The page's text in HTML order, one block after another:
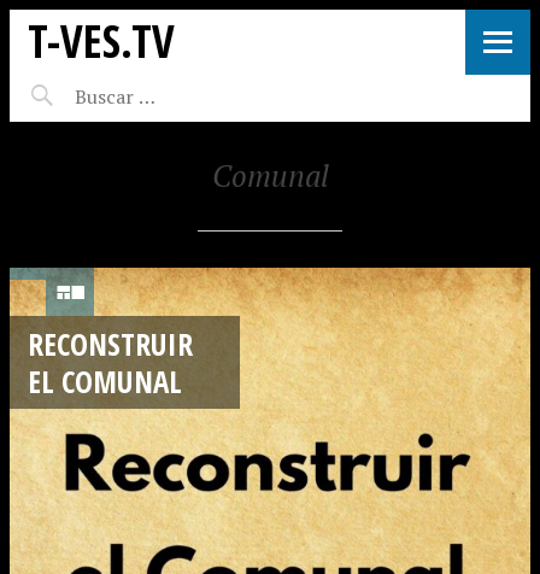
T-VES.TV
Comunal
RECONSTRUIR
EL COMUNAL